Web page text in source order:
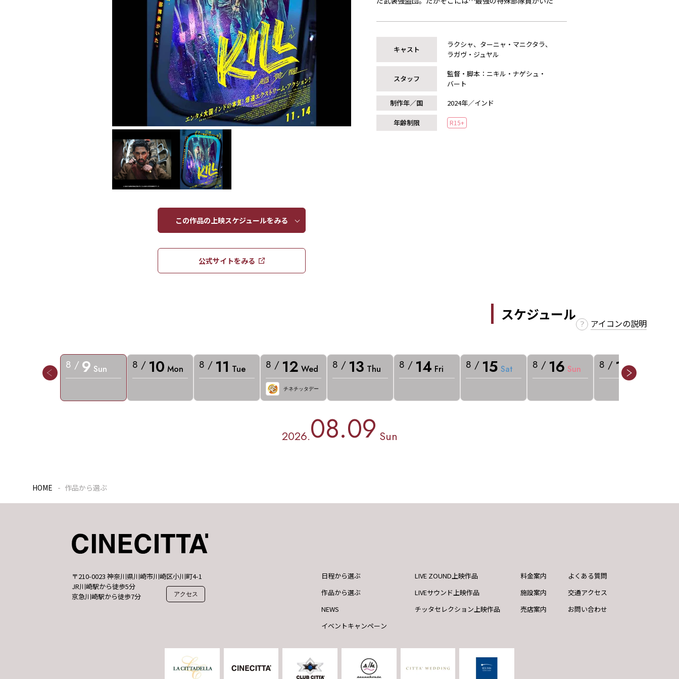
この作品の上映スケジュールをみる​​
公式サイトをみる​​
キャスト
ラクシャ、ターニャ・マニクタラ、
ラガヴ・ジュヤル
スタッフ
監督・脚本：ニキル・ナゲシュ・
バート
制作年／国
2024年／インド
年齢制限 R15+
スケジュール
アイコンの説明
8 / 9 Sun 8 / 10 Mon 8 / 11 Tue 8 / 12 Wed
チネチッタデー
8 / 13 Thu 8 / 14 Fri 8 / 15 Sat 8 / 16 Sun 8 / 17 Mon
2026.08.09 Sun
HOME 作品から選ぶ
〒210-0023 神奈川県川崎市川崎区小川町4-1
JR川崎駅から徒歩5分
京急川崎駅から徒歩7分
アクセス
日程から選ぶ
作品から選ぶ
NEWS
イベントキャンペーン
LIVE ZOUND上映作品
LIVEサウンド上映作品
チッタセレクション上映作品
料金案内
施設案内
売店案内
よくある質問
交通アクセス
お問い合わせ